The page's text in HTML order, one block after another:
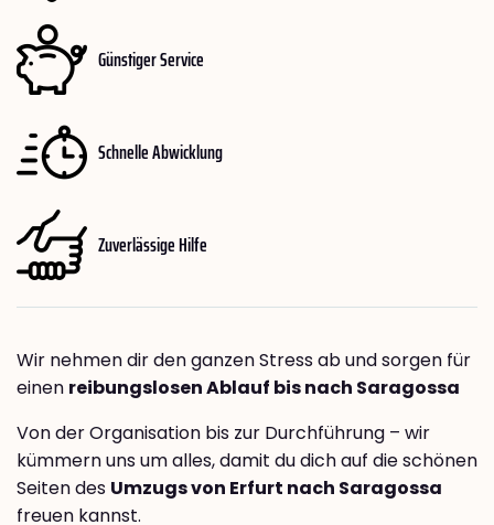
Günstiger Service
Schnelle Abwicklung
Zuverlässige Hilfe
Wir nehmen dir den ganzen Stress ab und sorgen für
einen reibungslosen Ablauf bis nach Saragossa
Von der Organisation bis zur Durchführung – wir
kümmern uns um alles, damit du dich auf die schönen
Seiten des Umzugs von Erfurt nach Saragossa
freuen kannst.